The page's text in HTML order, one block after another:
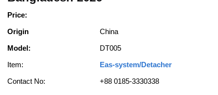
Price:
Origin
China
Model:
DT005
Item:
Eas-system/Detacher
Contact No:
+88 0185-3330338